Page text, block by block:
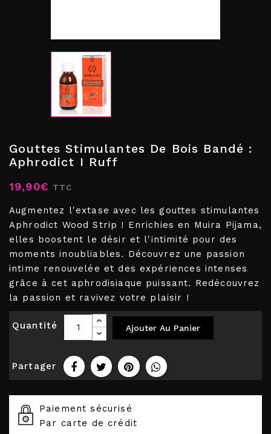
Gouttes Stimulantes De Bois Bandé :
Aphrodict I Ruff
19,90€ TTC
Augmentez l'extase avec les gouttes stimulantes
Aphrodict Wood Strip ! Enrichies en Muira Pijama,
elles boostent le désir et l'intimité pour des
moments inoubliables. Découvrez une passion
intime renouvelée et des expériences intenses
grâce à cet aphrodisiaque puissant. Redécouvrez
la passion et ravivez votre plaisir !
Quantité Ajouter Au Panier
Partager
Paiement sécurisé
Par carte de crédit